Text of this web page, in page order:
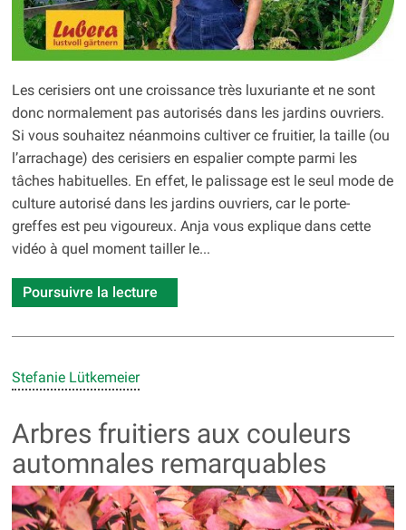
Les cerisiers ont une croissance très luxuriante et ne sont
donc normalement pas autorisés dans les jardins ouvriers.
Si vous souhaitez néanmoins cultiver ce fruitier, la taille (ou
l’arrachage) des cerisiers en espalier compte parmi les
tâches habituelles. En effet, le palissage est le seul mode de
culture autorisé dans les jardins ouvriers, car le porte-
greffes est peu vigoureux. Anja vous explique dans cette
vidéo à quel moment tailler le...
Poursuivre la lecture
Stefanie Lütkemeier
Arbres fruitiers aux couleurs
automnales remarquables